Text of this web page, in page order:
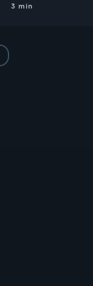
3 min